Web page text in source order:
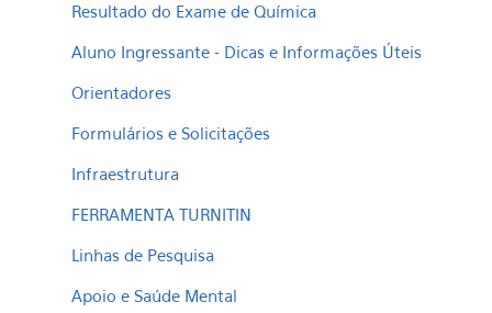
Resultado do Exame de Química
Aluno Ingressante - Dicas e Informações Úteis
Orientadores
Formulários e Solicitações
Infraestrutura
FERRAMENTA TURNITIN
Linhas de Pesquisa
Apoio e Saúde Mental